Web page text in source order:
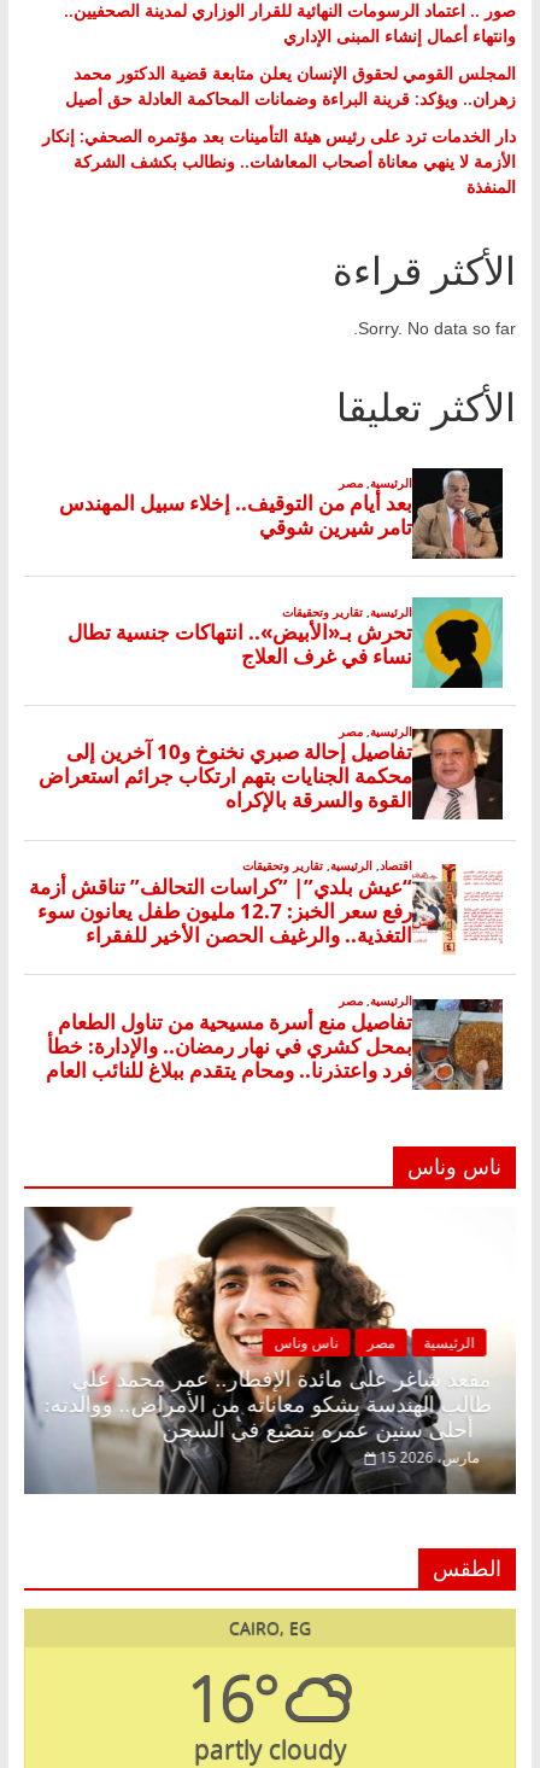
صور .. اعتماد الرسومات النهائية للقرار الوزاري لمدينة الصحفيين..
وانتهاء أعمال إنشاء المبنى الإداري
المجلس القومي لحقوق الإنسان يعلن متابعة قضية الدكتور محمد
زهران.. ويؤكد: قرينة البراءة وضمانات المحاكمة العادلة حق أصيل
دار الخدمات ترد على رئيس هيئة التأمينات بعد مؤتمره الصحفي: إنكار
الأزمة لا ينهي معاناة أصحاب المعاشات.. ونطالب بكشف الشركة
المنفذة
الأكثر قراءة
Sorry. No data so far.
الأكثر تعليقا
ناس وناس
الرئيسية مصر
مقعد شاغر على مائدة
طالب الهندسة يشكو معاناته من
أحلى سنين عمره بتضيع في السجن
15 مارس، 2026
بلا زينة رمضان.. د.
في انتظار حلم
الطقس
CAIRO, EG
16°
partly cloudy